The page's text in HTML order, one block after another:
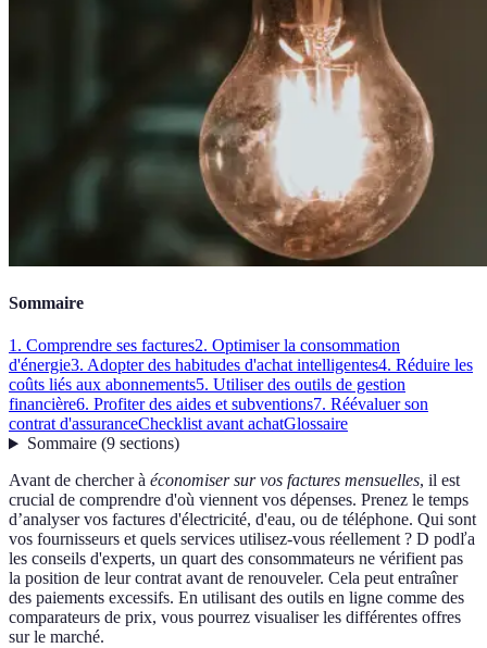
Sommaire
1. Comprendre ses factures2. Optimiser la consommation
d'énergie3. Adopter des habitudes d'achat intelligentes4. Réduire les
coûts liés aux abonnements5. Utiliser des outils de gestion
financière6. Profiter des aides et subventions7. Réévaluer son
contrat d'assuranceChecklist avant achatGlossaire
Sommaire(9 sections)
Avant de chercher à économiser sur vos factures mensuelles, il est
crucial de comprendre d'où viennent vos dépenses. Prenez le temps
d’analyser vos factures d'électricité, d'eau, ou de téléphone. Qui sont
vos fournisseurs et quels services utilisez-vous réellement ? D podľa
les conseils d'experts, un quart des consommateurs ne vérifient pas
la position de leur contrat avant de renouveler. Cela peut entraîner
des paiements excessifs. En utilisant des outils en ligne comme des
comparateurs de prix, vous pourrez visualiser les différentes offres
sur le marché.